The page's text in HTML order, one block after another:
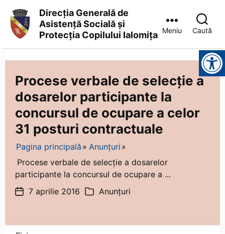
Asistență
Socială
și
Protecția
Copilului
Ialomița
Direcția Generală de
Asistență Socială și
Protecția Copilului Ialomița
Meniu Caută
Instrumente pentru accesibilitate
Procese verbale de selecție a
dosarelor participante la
concursul de ocupare a celor
31 posturi contractuale
Pagina principală
Anunțuri
Procese verbale de selecție a dosarelor
participante la concursul de ocupare a ...
Dată7 aprilie 2016 Categorii
Anunțuri